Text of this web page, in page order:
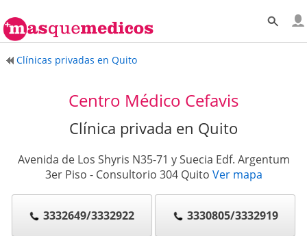
Clínicas privadas en Quito
Centro Médico Cefavis
Clínica privada en Quito
Avenida de Los Shyris N35-71 y Suecia Edf. Argentum
3er Piso - Consultorio 304 Quito Ver mapa
3332649/3332922 3330805/3332919